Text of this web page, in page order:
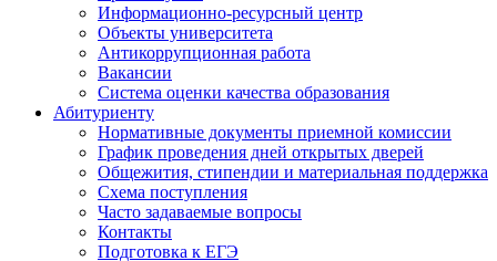
Информационно-ресурсный центр
Объекты университета
Антикоррупционная работа
Вакансии
Система оценки качества образования
Абитуриенту
Нормативные документы приемной комиссии
График проведения дней открытых дверей
Общежития, стипендии и материальная поддержка
Схема поступления
Часто задаваемые вопросы
Контакты
Подготовка к ЕГЭ